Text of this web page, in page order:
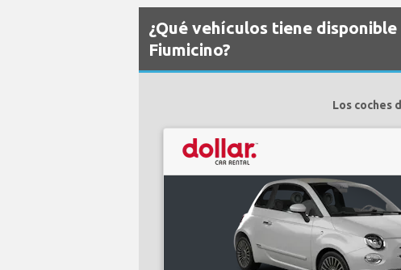
¿Qué vehículos tiene
Fiumicino?
Los coches